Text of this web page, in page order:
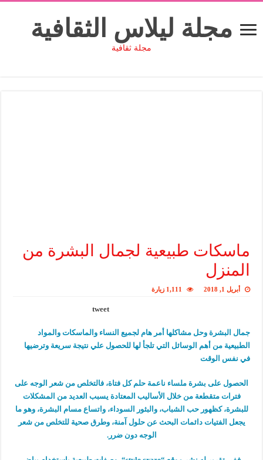
مجلة ليلاس الثقافية
مجلة ثقافية
ماسكات طبيعية لجمال البشرة من
المنزل
أبريل 1, 2018 1,111 زيارة
tweet
جمال البشرة وحل مشاكلها أمر هام لجميع النساء والماسكات والمواد
الطبيعية من أهم الوسائل التي تلجأ لها للحصول علي نتيجة سريعة وترضيها
في نفس الوقت
الحصول على بشرة ملساء ناعمة حلم كل فتاة، فالتخلص من شعر الوجه على
فترات متقطعة من خلال الأساليب المعتادة يسبب العديد من المشكلات
للبشرة، كظهور حب الشباب، والبثور السوداء، واتساع مسام البشرة، وهو ما
يجعل الفتيات دائمات البحث عن حلول آمنة، وطرق صحية للتخلص من شعر
الوجه دون ضرر.